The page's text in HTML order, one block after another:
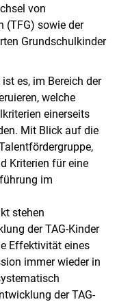
Konzeption
im Rahmen
vor dem Hintergrund
der
Grundschulalter
in early
and German
des
"Talentsuche -
in Kasseler
von
(TFG) sowie der
Grundschulkinder
es, im Bereich der
welche
einerseits
Mit Blick auf die
Kriterien für eine
im
stehen
der TAG-Kinder
Effektivität eines
immer wieder in
der TAG-